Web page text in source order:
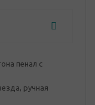
пенал с
ручная